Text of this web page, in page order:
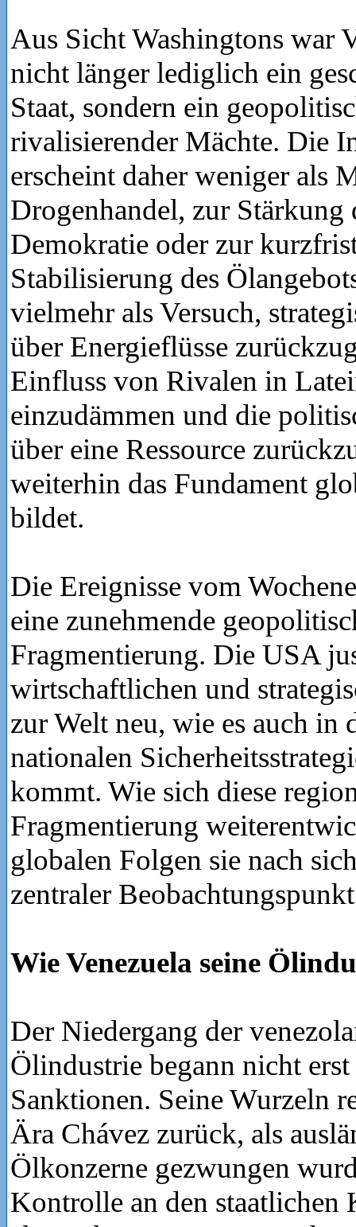
Aus Sicht Washingtons war
nicht länger lediglich ein
Staat, sondern ein
rivalisierender Mächte. Die
erscheint daher weniger als
Drogenhandel, zur Stärkung
Demokratie oder zur
Stabilisierung des
vielmehr als Versuch,
über Energieflüsse
Einfluss von Rivalen in
einzudämmen und die
über eine Ressource
weiterhin das Fundament
bildet.
Die Ereignisse vom
eine zunehmende
Fragmentierung. Die USA
wirtschaftlichen und
zur Welt neu, wie es auch in
nationalen
kommt. Wie sich diese
Fragmentierung
globalen Folgen sie nach
zentraler
Wie Venezuela seine
Der Niedergang der
Ölindustrie begann nicht
Sanktionen. Seine Wurzeln
Ära Chávez zurück, als
Ölkonzerne gezwungen
Kontrolle an den staatlichen